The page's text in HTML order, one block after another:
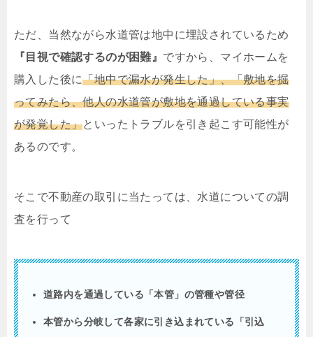
ただ、当然ながら水道管は地中に埋設されているため
『目視で確認するのが困難』 ですから、マイホームを
購入した後に「地中で漏水が発生した」、「敷地を掘
ってみたら、他人の水道管が敷地を通過している事実
が発覚した」といったトラブルを引き起こす可能性が
あるのです。
そこで不動産の取引に当たっては、水道についての調
査を行って
道路内を通過している「本管」の管種や管径
本管から分岐して各家に引き込まれている「引込